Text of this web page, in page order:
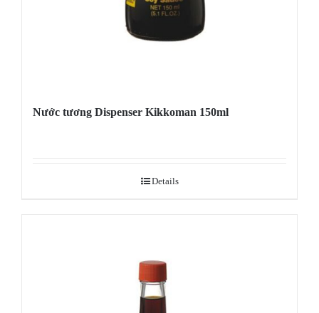
Nước tương Dispenser Kikkoman 150ml
Details